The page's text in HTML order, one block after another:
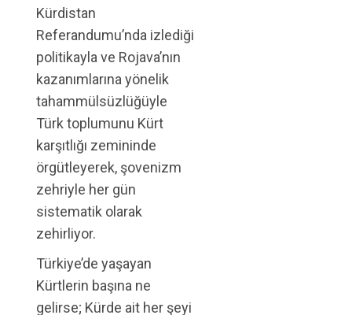
Kürdistan
Referandumu’nda izlediği
politikayla ve Rojava’nın
kazanımlarına yönelik
tahammülsüzlüğüyle
Türk toplumunu Kürt
karşıtlığı zemininde
örgütleyerek, şovenizm
zehriyle her gün
sistematik olarak
zehirliyor.
Türkiye’de yaşayan
Kürtlerin başına ne
gelirse; Kürde ait her şeyi